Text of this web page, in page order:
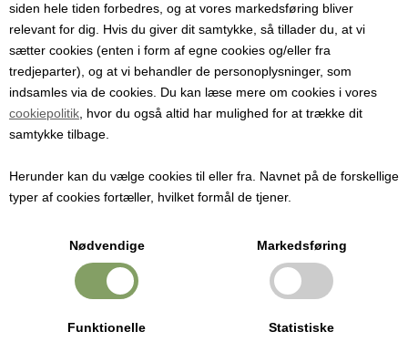
siden hele tiden forbedres, og at vores markedsføring bliver
relevant for dig. Hvis du giver dit samtykke, så tillader du, at vi
sætter cookies (enten i form af egne cookies og/eller fra
tredjeparter), og at vi behandler de personoplysninger, som
indsamles via de cookies. Du kan læse mere om cookies i vores
cookiepolitik , hvor du også altid har mulighed for at trække dit
samtykke tilbage.
Herunder kan du vælge cookies til eller fra. Navnet på de forskellige
typer af cookies fortæller, hvilket formål de tjener.
Nødvendige Markedsføring
Funktionelle Statistiske
290,00DKK
Korkprop, naturkork, 2. kvalitet, 45 mm x 24 mm
Anbefales til vine som skal lagres fra 4-6 år.
Alle vores naturkorkpropper er lavet af hele stykker af naturlig bark
fra korkegen. Korken der bruges er klassificeret I 4 kvaliteter: Super, 1.
Jo bedre kvalitet proppen har, jo længere kan vinen lagres. Jo lavere
kvaliteten er des to flere huller, revner og andre defekter er der I